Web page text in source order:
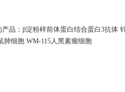
品：β淀粉样前体蛋白结合蛋白3抗体
肺细胞 WM-115人黑素瘤细胞